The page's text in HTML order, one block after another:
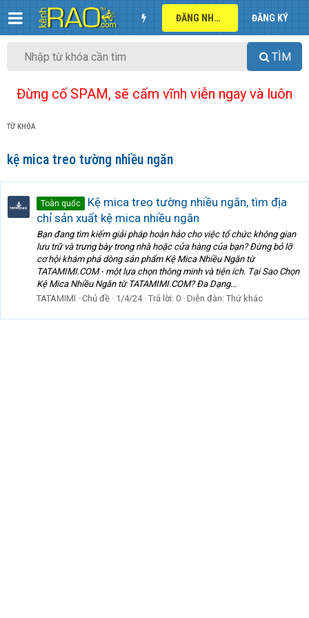
ĐĂNG NHẬP ĐĂNG KÝ
TÌM
Đừng cố SPAM, sẽ cấm vĩnh viễn ngay và luôn
TỪ KHÓA
kệ mica treo tường nhiều ngăn
Toàn quốc
Kệ mica treo tường nhiều ngăn, tìm địa
chỉ sản xuất kệ mica nhiều ngăn
Bạn đang tìm kiếm giải pháp hoàn hảo cho việc tổ chức không gian
lưu trữ và trưng bày trong nhà hoặc cửa hàng của bạn? Đừng bỏ lỡ
cơ hội khám phá dòng sản phẩm Kệ Mica Nhiều Ngăn từ
TATAMIMI.COM - một lựa chọn thông minh và tiện ích. Tại Sao Chọn
Kệ Mica Nhiều Ngăn từ TATAMIMI.COM? Đa Dạng...
TATAMIMI
Chủ đề 1/4/24 Trả lời: 0 Diễn đàn: Thứ khác